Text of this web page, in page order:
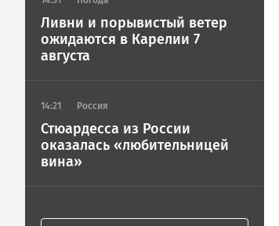
Ливни и порывистый ветер
ожидаются в Карелии 7
августа
14:21 Россия
Стюардесса из России
оказалась «любительницей
вина»